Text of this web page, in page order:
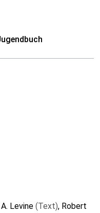
Levine (Text), Robert